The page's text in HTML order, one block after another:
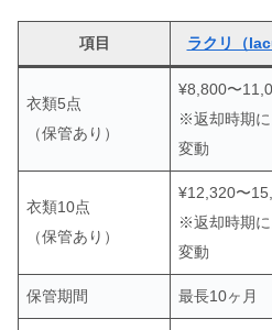
項目 ラクリ（
衣類5点
（保管あり）
¥8,800〜
※返却時期に
変動
衣類10点
（保管あり）
¥12,320〜
※返却時期に
変動
保管期間 最長10ヶ月